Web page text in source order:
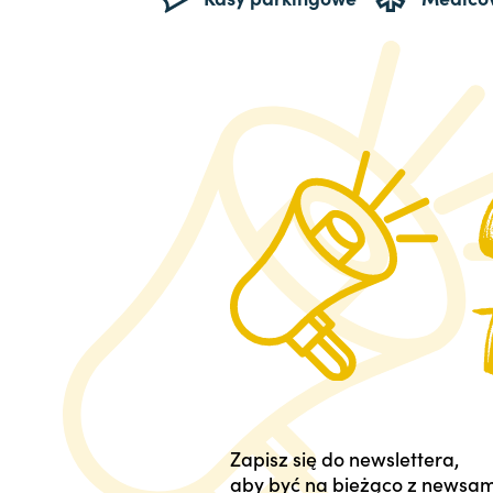
Zapisz się do newslettera,
aby być na bieżąco z